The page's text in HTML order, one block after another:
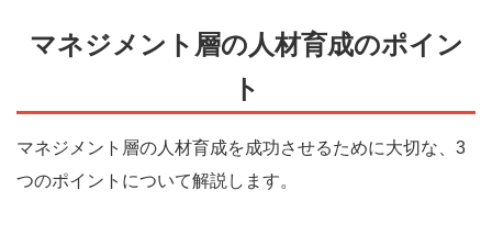
マネジメント層の人材育成のポイン
ト
マネジメント層の人材育成を成功させるために大切な、3
つのポイントについて解説します。